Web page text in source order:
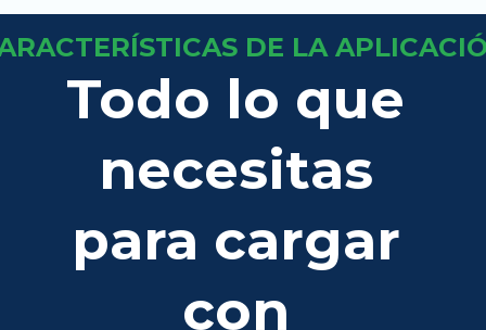
DE LA
Todo lo que
necesitas
para cargar
con